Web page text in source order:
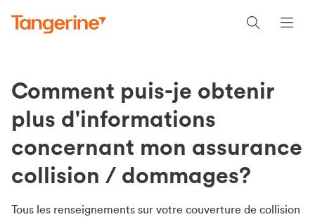
Comment puis-je obtenir
plus d'informations
concernant mon assurance
collision / dommages?
Tous les renseignements sur votre couverture de collision